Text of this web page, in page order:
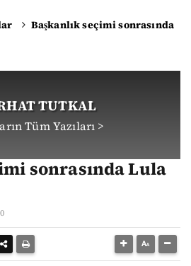
Başkanlık seçimi sonrasında
TUTKAL
Tüm Yazıları >
sonrasında Lula